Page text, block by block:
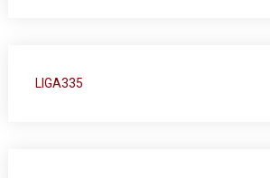
LIGA335